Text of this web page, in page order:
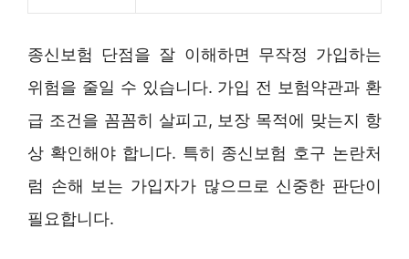
종신보험 단점을 잘 이해하면 무작정 가입하는
위험을 줄일 수 있습니다. 가입 전 보험약관과 환
급 조건을 꼼꼼히 살피고, 보장 목적에 맞는지 항
상 확인해야 합니다. 특히 종신보험 호구 논란처
럼 손해 보는 가입자가 많으므로 신중한 판단이
필요합니다.